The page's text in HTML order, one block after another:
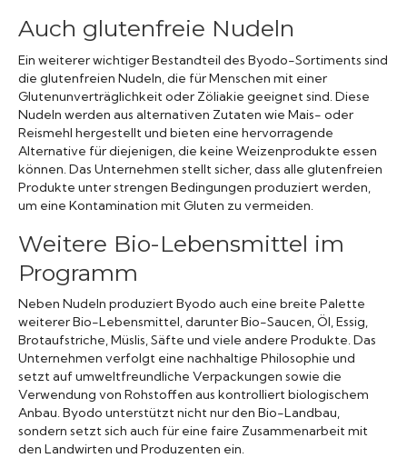
Auch glutenfreie Nudeln
Ein weiterer wichtiger Bestandteil des Byodo-Sortiments sind
die glutenfreien Nudeln, die für Menschen mit einer
Glutenunverträglichkeit oder Zöliakie geeignet sind. Diese
Nudeln werden aus alternativen Zutaten wie Mais- oder
Reismehl hergestellt und bieten eine hervorragende
Alternative für diejenigen, die keine Weizenprodukte essen
können. Das Unternehmen stellt sicher, dass alle glutenfreien
Produkte unter strengen Bedingungen produziert werden,
um eine Kontamination mit Gluten zu vermeiden.
Weitere Bio-Lebensmittel im
Programm
Neben Nudeln produziert Byodo auch eine breite Palette
weiterer Bio-Lebensmittel, darunter Bio-Saucen, Öl, Essig,
Brotaufstriche, Müslis, Säfte und viele andere Produkte. Das
Unternehmen verfolgt eine nachhaltige Philosophie und
setzt auf umweltfreundliche Verpackungen sowie die
Verwendung von Rohstoffen aus kontrolliert biologischem
Anbau. Byodo unterstützt nicht nur den Bio-Landbau,
sondern setzt sich auch für eine faire Zusammenarbeit mit
den Landwirten und Produzenten ein.